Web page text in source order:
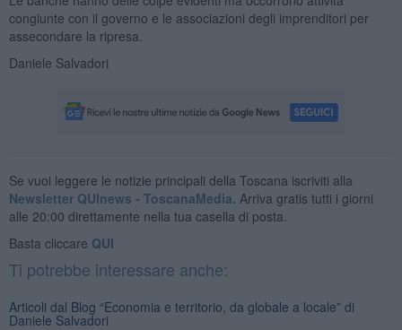
congiunte con il governo e le associazioni degli imprenditori per
assecondare la ripresa.
Daniele Salvadori
Se vuoi leggere le notizie principali della Toscana iscriviti alla
Newsletter QUInews - ToscanaMedia. Arriva gratis tutti i giorni
alle 20:00 direttamente nella tua casella di posta.
Basta cliccare QUI
Ti potrebbe interessare anche:
Articoli dal Blog “Economia e territorio, da globale a locale” di
Daniele Salvadori